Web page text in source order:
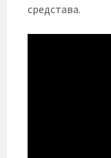
средстава.